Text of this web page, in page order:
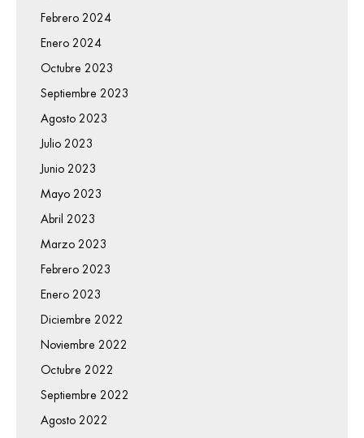
Febrero 2024
Enero 2024
Octubre 2023
Septiembre 2023
Agosto 2023
Julio 2023
Junio 2023
Mayo 2023
Abril 2023
Marzo 2023
Febrero 2023
Enero 2023
Diciembre 2022
Noviembre 2022
Octubre 2022
Septiembre 2022
Agosto 2022